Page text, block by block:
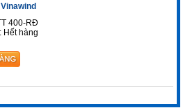
400-RĐ
Hết hàng